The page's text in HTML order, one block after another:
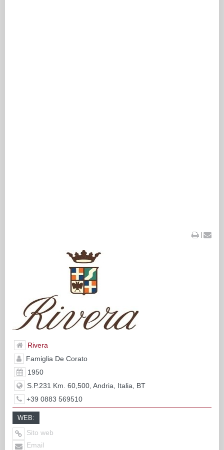
|
Rivera
Famiglia De Corato
1950
S.P.231 Km. 60,500, Andria, Italia, BT
+39 0883 569510
WEB:
Sito web
Email